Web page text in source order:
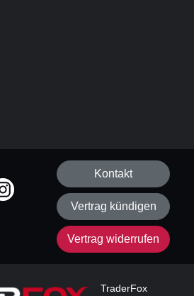
Kontakt
Vertrag kündigen
Vertrag widerrufen
TraderFox